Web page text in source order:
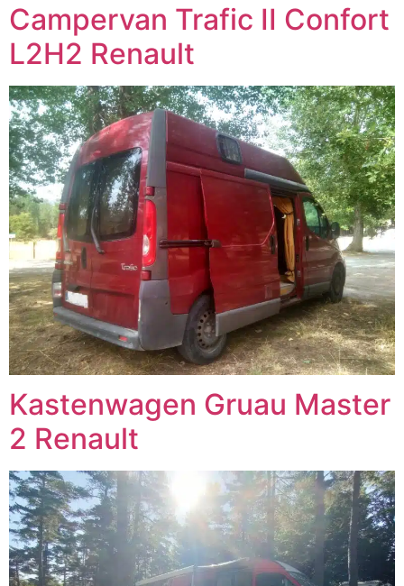
Campervan Trafic II Confort
L2H2 Renault
Kastenwagen Gruau Master
2 Renault